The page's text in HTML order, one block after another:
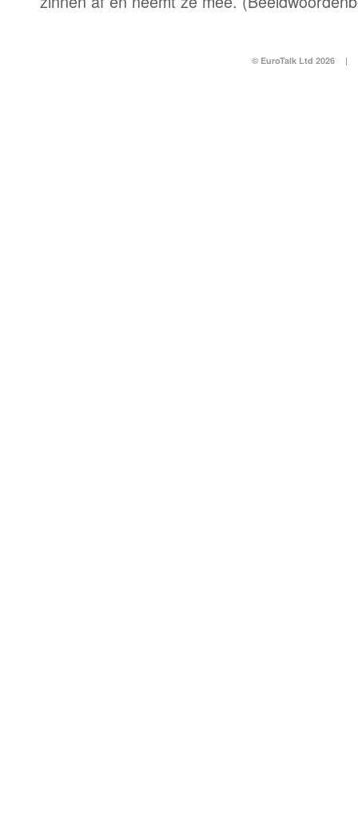
© EuroTalk Ltd 2026 |